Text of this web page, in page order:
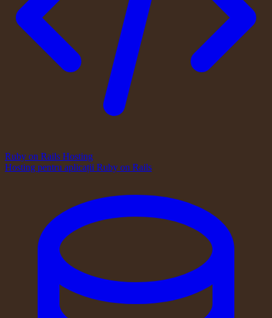
Ruby on Rails Hosting
Hosting pentru aplicații Ruby on Rails